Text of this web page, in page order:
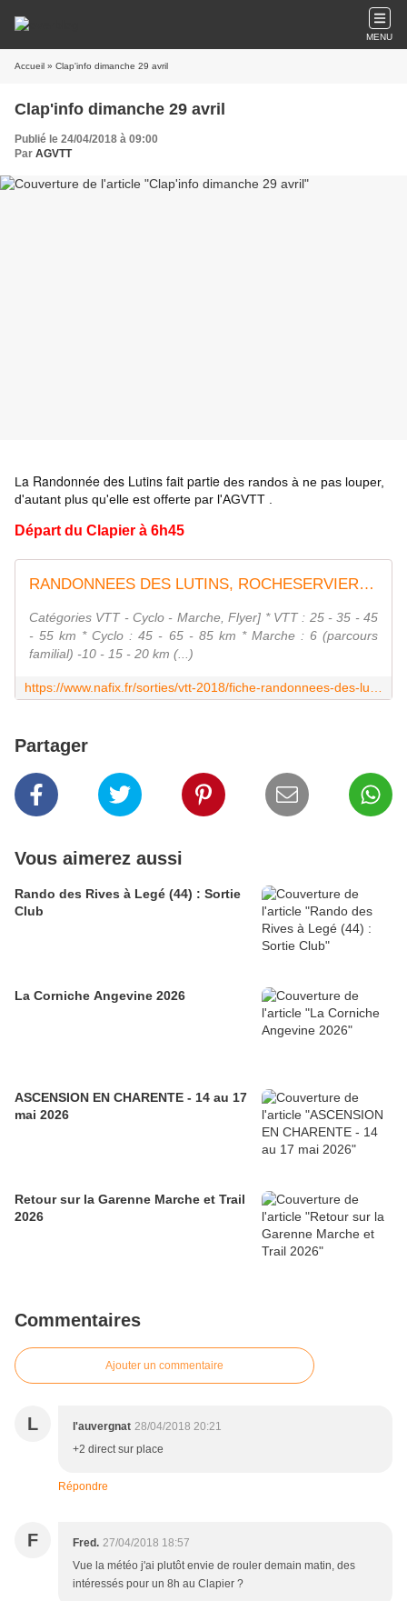
MENU
Accueil » Clap'info dimanche 29 avril
Clap'info dimanche 29 avril
Publié le 24/04/2018 à 09:00
Par AGVTT
L a Randonnée des Lutins fait partie des randos à ne pas louper,
d'autant plus qu'elle est offerte par l'AGVTT .
Départ du Clapier à 6h45
RANDONNEES DES LUTINS, ROCHESERVIERE (Sortie VTT du 29/04/2018 / Ref. : 53303)
Catégories VTT - Cyclo - Marche, Flyer] * VTT : 25 - 35 - 45
- 55 km * Cyclo : 45 - 65 - 85 km * Marche : 6 (parcours
familial) -10 - 15 - 20 km (...)
Partager
Vous aimerez aussi
Rando des Rives à Legé (44) : Sortie
Club
La Corniche Angevine 2026
ASCENSION EN CHARENTE - 14 au 17
mai 2026
Retour sur la Garenne Marche et Trail
2026
Commentaires
Ajouter un commentaire
L l'auvergnat 28/04/2018 20:21
+2 direct sur place
Répondre
F Fred. 27/04/2018 18:57
Vue la météo j'ai plutôt envie de rouler demain matin, des
intéressés pour un 8h au Clapier ?